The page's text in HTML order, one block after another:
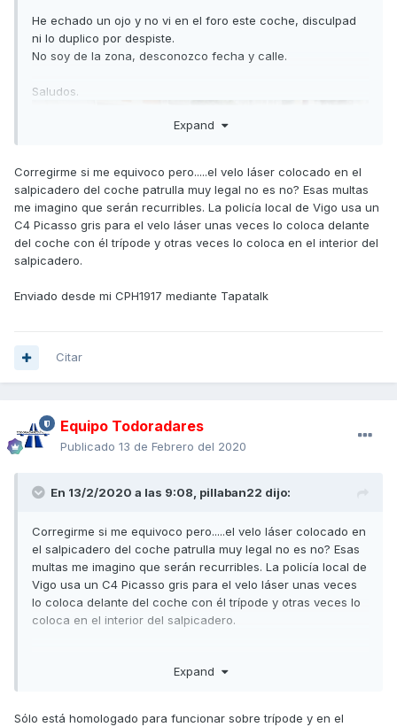
He echado un ojo y no vi en el foro este coche, disculpad
ni lo duplico por despiste.
No soy de la zona, desconozco fecha y calle.
Saludos.
Expand
Corregirme si me equivoco pero.....el velo láser colocado en el
salpicadero del coche patrulla muy legal no es no? Esas multas
me imagino que serán recurribles. La policía local de Vigo usa un
C4 Picasso gris para el velo láser unas veces lo coloca delante
del coche con él trípode y otras veces lo coloca en el interior del
salpicadero.
Enviado desde mi CPH1917 mediante Tapatalk
Citar
Equipo Todoradares
Publicado 13 de Febrero del 2020
En 13/2/2020 a las 9:08, pillaban22 dijo:
Corregirme si me equivoco pero.....el velo láser colocado en
el salpicadero del coche patrulla muy legal no es no? Esas
multas me imagino que serán recurribles. La policía local de
Vigo usa un C4 Picasso gris para el velo láser unas veces
lo coloca delante del coche con él trípode y otras veces lo
coloca en el interior del salpicadero.
Expand
Sólo está homologado para funcionar sobre trípode y en el